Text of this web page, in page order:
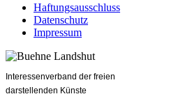
Haftungsausschluss
Datenschutz
Impressum
Interessenverband der freien
darstellenden Künste